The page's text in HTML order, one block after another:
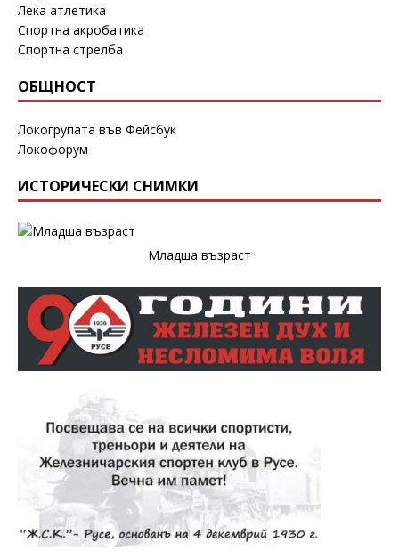
Лека атлетика
Спортна акробатика
Спортна стрелба
ОБЩНОСТ
Локогрупата във Фейсбук
Локофорум
ИСТОРИЧЕСКИ СНИМКИ
Младша възраст